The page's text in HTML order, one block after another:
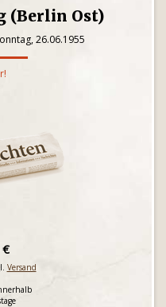
(Berlin Ost)
26.06.1955
Versand